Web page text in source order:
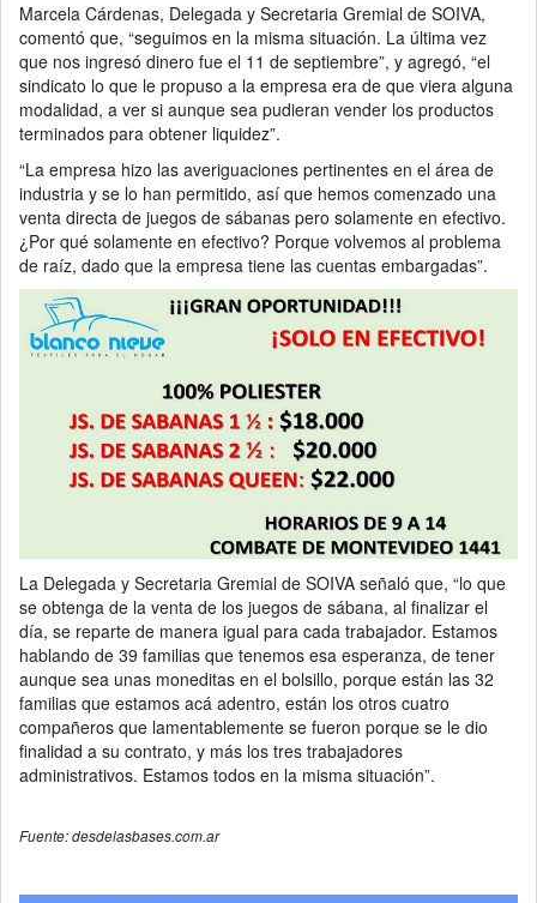
Marcela Cárdenas, Delegada y Secretaria Gremial de SOIVA,
comentó que, “seguimos en la misma situación. La última vez
que nos ingresó dinero fue el 11 de septiembre”, y agregó, “el
sindicato lo que le propuso a la empresa era de que viera alguna
modalidad, a ver si aunque sea pudieran vender los productos
terminados para obtener liquidez”.
“La empresa hizo las averiguaciones pertinentes en el área de
industria y se lo han permitido, así que hemos comenzado una
venta directa de juegos de sábanas pero solamente en efectivo.
¿Por qué solamente en efectivo? Porque volvemos al problema
de raíz, dado que la empresa tiene las cuentas embargadas”.
La Delegada y Secretaria Gremial de SOIVA señaló que, “lo que
se obtenga de la venta de los juegos de sábana, al finalizar el
día, se reparte de manera igual para cada trabajador. Estamos
hablando de 39 familias que tenemos esa esperanza, de tener
aunque sea unas moneditas en el bolsillo, porque están las 32
familias que estamos acá adentro, están los otros cuatro
compañeros que lamentablemente se fueron porque se le dio
finalidad a su contrato, y más los tres trabajadores
administrativos. Estamos todos en la misma situación”.
Fuente: desdelasbases.com.ar